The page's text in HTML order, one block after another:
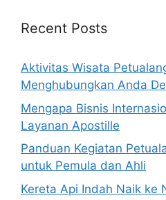
Recent Posts
Aktivitas Wisata
Menghubungkan Anda
Mengapa Bisnis
Layanan Apostille
Panduan Kegiatan
untuk Pemula dan Ahli
Kereta Api Indah Naik ke